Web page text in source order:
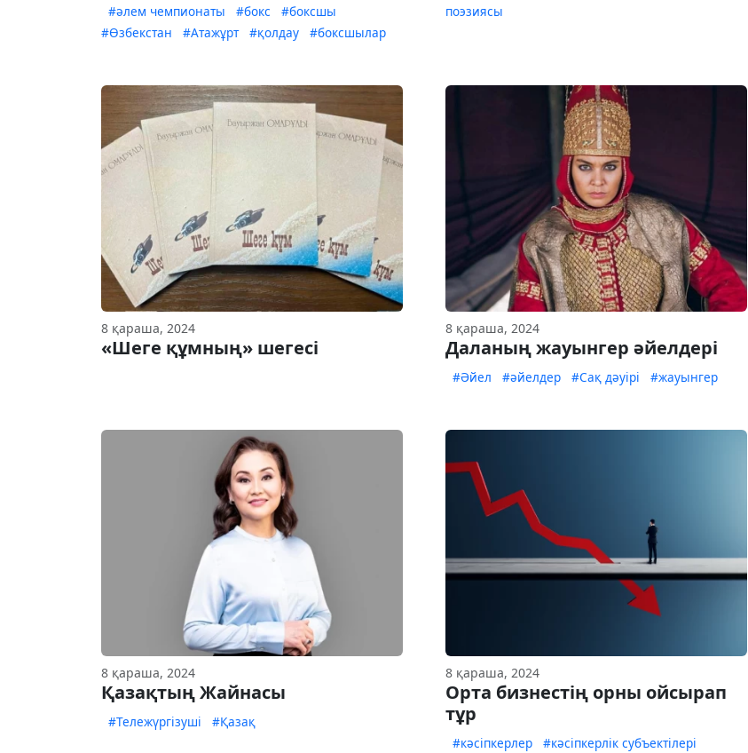
#әлем чемпионаты #бокс
#боксшы
#Өзбекстан
#Атажұрт #қолдау #боксшылар
поэзиясы
8 қараша, 2024
«Шеге құмның» шегесі
8 қараша, 2024
Даланың жауынгер әйелдері
#Әйел #әйелдер #Сақ дәуірі #жауынгер
8 қараша, 2024
Қазақтың Жайнасы
#Тележүргізуші #Қазақ
8 қараша, 2024
Орта бизнестің орны ойсырап
тұр
#кәсіпкерлер
#кәсіпкерлік субъектілері